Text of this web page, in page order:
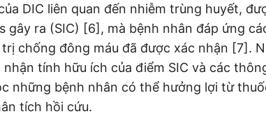
DIC liên quan đến nhiễm trùng huyết,
gây ra (SIC) [6], mà bệnh nhân đáp ứng
chống đông máu đã được xác nhận [7].
tính hữu ích của điểm SIC và các
những bệnh nhân có thể hưởng lợi từ
tích hồi cứu.